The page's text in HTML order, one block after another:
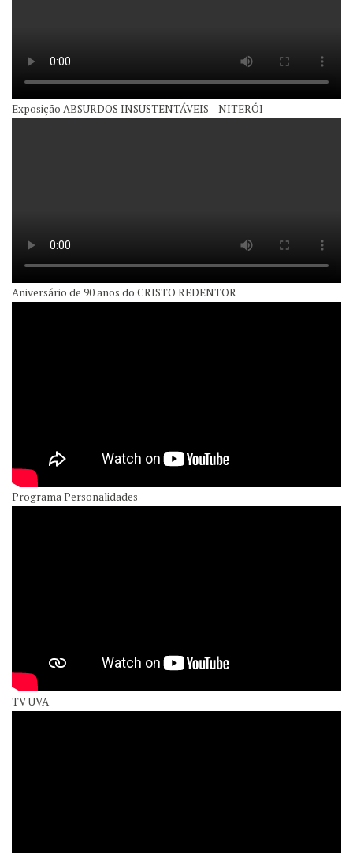
Exposição ABSURDOS INSUSTENTÁVEIS – NITERÓI
Aniversário de 90 anos do CRISTO REDENTOR
Programa Personalidades
TV UVA